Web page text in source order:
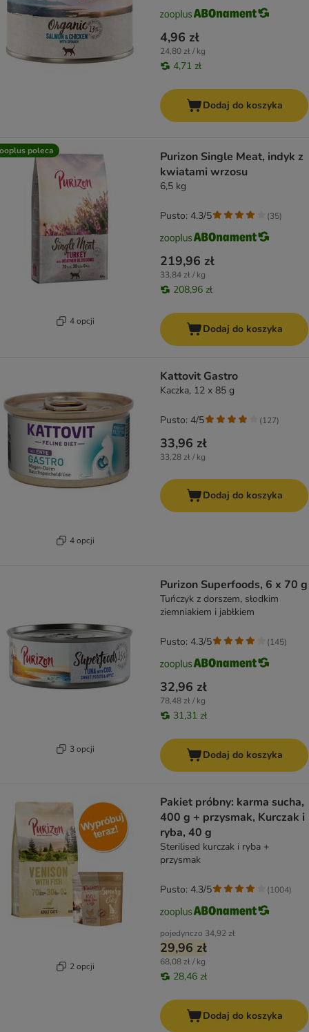
4,96 zł
24,80 zł / kg
4,71 zł
Dodaj do koszyka
poleca
4 opcji
Purizon Single Meat, indyk z
kwiatami wrzosu
6,5 kg
219,96 zł
33,84 zł / kg
208,96 zł
Pusto: 4.3/5 (35)
Dodaj do koszyka
4 opcji
Kattovit Gastro
Kaczka, 12 x 85 g
33,96 zł
33,28 zł / kg
Pusto: 4/5 (127)
Dodaj do koszyka
3 opcji
Purizon Superfoods, 6 x 70 g
Tuńczyk z dorszem, słodkim
ziemniakiem i jabłkiem
32,96 zł
78,48 zł / kg
31,31 zł
Pusto: 4.3/5 (145)
Dodaj do koszyka
2 opcji
Pakiet próbny: karma sucha,
400 g + przysmak, Kurczak i
ryba, 40 g
Sterilised kurczak i ryba +
przysmak
pojedynczo 34,92 zł
29,96 zł
68,08 zł / kg
28,46 zł
Pusto: 4.3/5 (1004)
Dodaj do koszyka